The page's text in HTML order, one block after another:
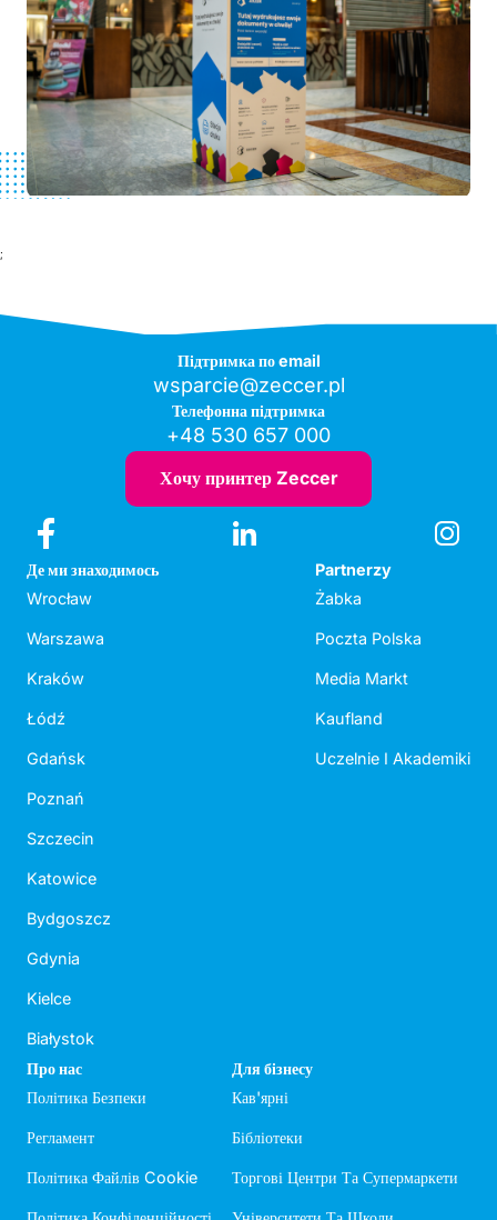
;
Підтримка по email
wsparcie@zeccer.pl
Телефонна підтримка
+48 530 657 000
Хочу принтер Zeccer
Де ми знаходимось
Wrocław
Warszawa
Kraków
Łódź
Gdańsk
Poznań
Szczecin
Katowice
Bydgoszcz
Gdynia
Kielce
Białystok
Partnerzy
Żabka
Poczta Polska
Media Markt
Kaufland
Uczelnie I Akademiki
Про нас
Політика Безпеки
Регламент
Політика Файлів Cookie
Для бізнесу
Кав'ярні
Бібліотеки
Торгові Центри Та Супермаркети